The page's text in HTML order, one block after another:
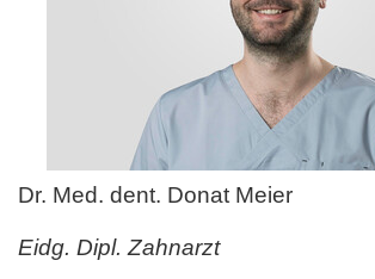
Dr. Med. dent. Donat Meier
Eidg. Dipl. Zahnarzt